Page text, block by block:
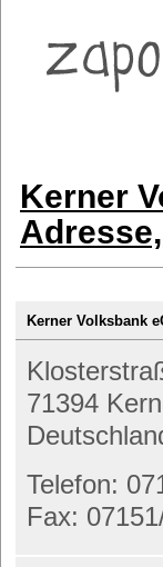
Kerner
Kerner Volksbank
71394
Telefon:
Fax: